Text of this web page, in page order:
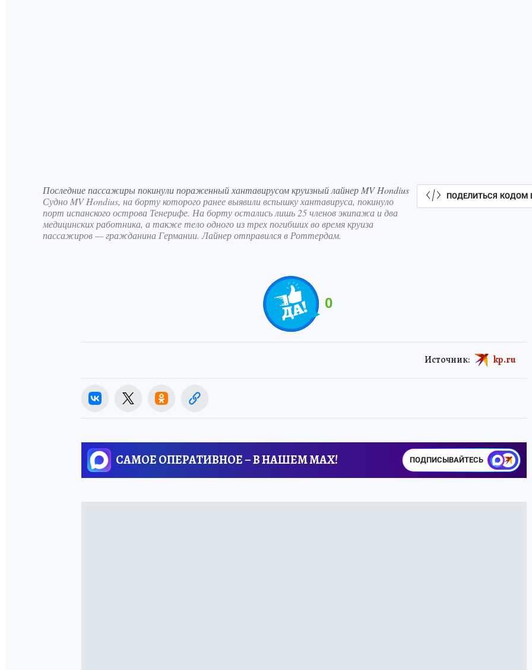
Последние пассажиры покинули пораженный хантавирусом круизный лайнер MV Hondius
Судно MV Hondius, на борту которого ранее выявили вспышку хантавируса, покинуло
порт испанского острова Тенерифе. На борту остались лишь 25 членов экипажа и два
медицинских работника, а также тело одного из трех погибших во время круиза
пассажиров — гражданина Германии. Лайнер отправился в Роттердам.
ПОДЕЛИТЬСЯ КОДОМ
0
Источник: kp.ru
САМОЕ ОПЕРАТИВНОЕ – В НАШЕМ MAX! ПОДПИСЫВАЙТЕСЬ